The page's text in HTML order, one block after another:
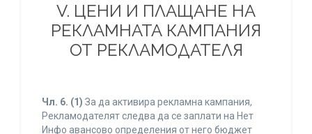
V. ЦЕНИ И ПЛАЩАНЕ НА
РЕКЛАМНАТА КАМПАНИЯ
ОТ РЕКЛАМОДАТЕЛЯ
Чл. 6. (1) За да активира рекламна кампания,
Рекламодателят следва да се заплати на Нет
Инфо авансово определения от него бюджет